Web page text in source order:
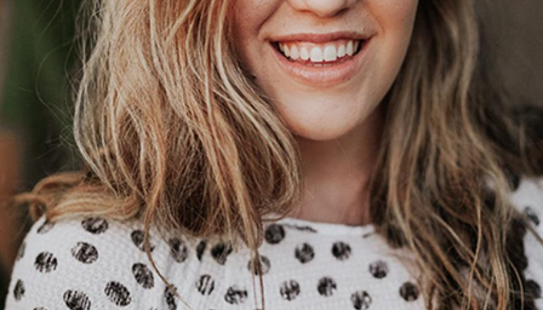
GRACE ROBINSON
Beverage Manager